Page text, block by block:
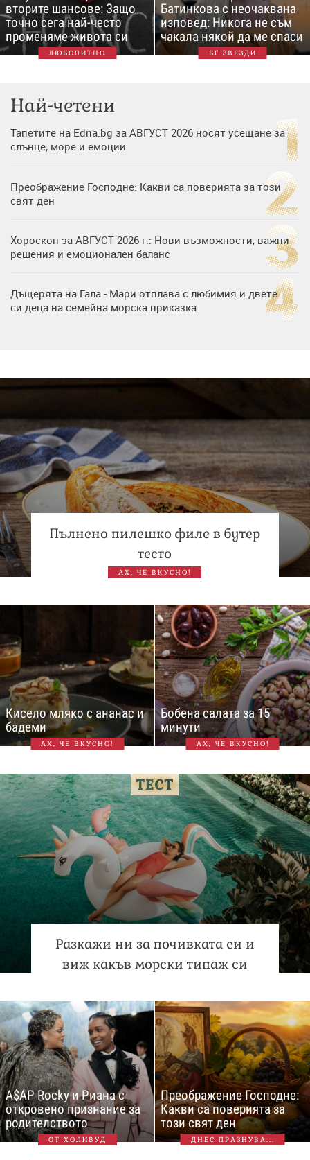
вторите шансове: Защо
точно сега най-често
променяме живота си
ЛЮБОПИТНО
Батинкова с неочаквана
изповед: Никога не съм
чакала някой да ме спаси
БГ ЗВЕЗДИ
Най-четени
Тапетите на Edna.bg за АВГУСТ 2026 носят усещане за
слънце, море и емоции
Преображение Господне: Какви са поверията за този
свят ден
Хороскоп за АВГУСТ 2026 г.: Нови възможности, важни
решения и емоционален баланс
Дъщерята на Гала - Мари отплава с любимия и двете
си деца на семейна морска приказка
Пълнено пилешко филе в бутер
тесто
АХ, ЧЕ ВКУСНО!
Кисело мляко с ананас и
бадеми
АХ, ЧЕ ВКУСНО!
Бобена салата за 15
минути
АХ, ЧЕ ВКУСНО!
Разкажи ни за почивката си и
виж какъв морски типаж си
A$AP Rocky и Риана с
откровено признание за
родителството
ОТ ХОЛИВУД
Преображение Господне:
Какви са поверията за
този свят ден
ДНЕС ПРАЗНУВА...